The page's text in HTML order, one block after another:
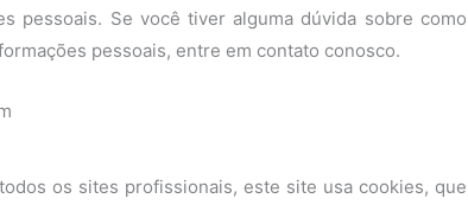
pessoais. Se você tiver alguma dúvida sobre como
pessoais, entre em contato conosco.
os sites profissionais, este site usa cookies, que